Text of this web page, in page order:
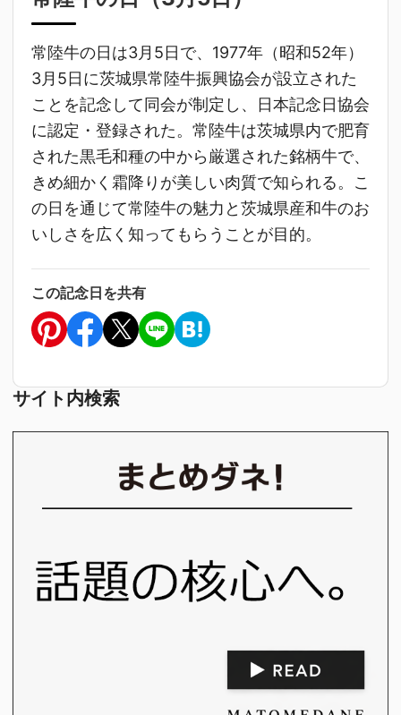
常陸牛の日は3月5日で、1977年（昭和52年）
3月5日に茨城県常陸牛振興協会が設立された
ことを記念して同会が制定し、日本記念日協会
に認定・登録された。常陸牛は茨城県内で肥育
された黒毛和種の中から厳選された銘柄牛で、
きめ細かく霜降りが美しい肉質で知られる。こ
の日を通じて常陸牛の魅力と茨城県産和牛のお
いしさを広く知ってもらうことが目的。
この記念日を共有
サイト内検索